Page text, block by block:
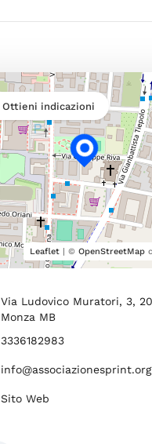
Leaflet| © OpenStreetMap
Ottieni indicazioni
Via Ludovico Muratori, 3,
Monza MB
3336182983
info@associazionesprint.org
Sito Web